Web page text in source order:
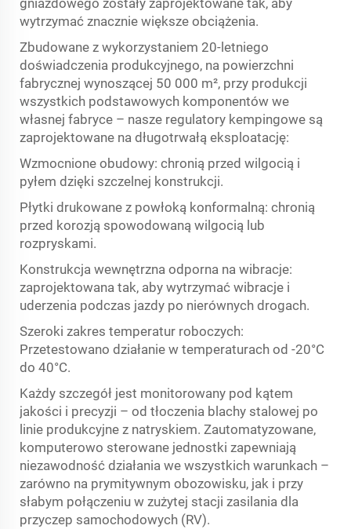
gniazdowego zostały zaprojektowane tak, aby
wytrzymać znacznie większe obciążenia.
Zbudowane z wykorzystaniem 20-letniego
doświadczenia produkcyjnego, na powierzchni
fabrycznej wynoszącej 50 000 m², przy produkcji
wszystkich podstawowych komponentów we
własnej fabryce – nasze regulatory kempingowe są
zaprojektowane na długotrwałą eksploatację:
Wzmocnione obudowy: chronią przed wilgocią i
pyłem dzięki szczelnej konstrukcji.
Płytki drukowane z powłoką konformalną: chronią
przed korozją spowodowaną wilgocią lub
rozpryskami.
Konstrukcja wewnętrzna odporna na wibracje:
zaprojektowana tak, aby wytrzymać wibracje i
uderzenia podczas jazdy po nierównych drogach.
Szeroki zakres temperatur roboczych:
Przetestowano działanie w temperaturach od -20°C
do 40°C.
Każdy szczegół jest monitorowany pod kątem
jakości i precyzji – od tłoczenia blachy stalowej po
linie produkcyjne z natryskiem. Zautomatyzowane,
komputerowo sterowane jednostki zapewniają
niezawodność działania we wszystkich warunkach –
zarówno na prymitywnym obozowisku, jak i przy
słabym połączeniu w zużytej stacji zasilania dla
przyczep samochodowych (RV).